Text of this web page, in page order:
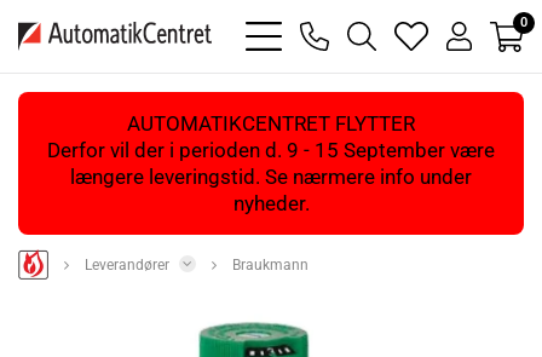
bars
light
phone
magnifying
glass
heart
light
user
light
0
AUTOMATIKCENTRET FLYTTER
Derfor vil der i perioden d. 9 - 15 September være
længere leveringstid. Se nærmere info under
nyheder.
Leverandører Braukmann